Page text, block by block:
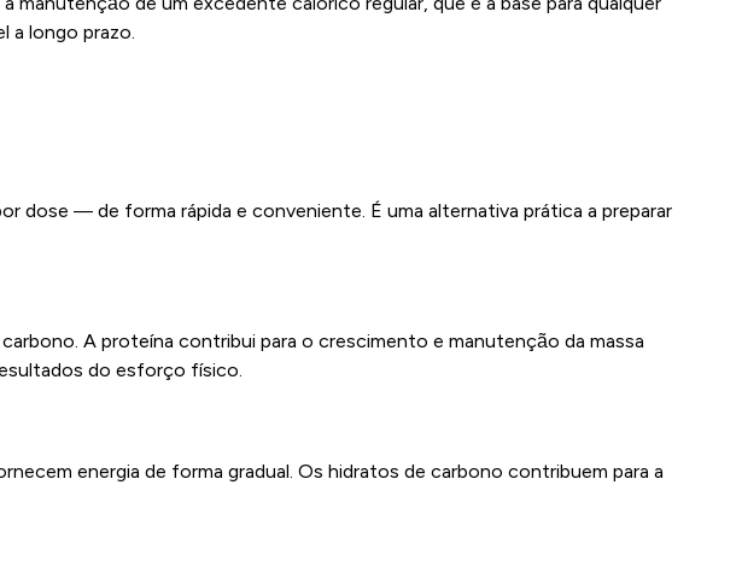
a longo prazo.
dose — de forma rápida e conveniente. É uma alternativa prática a preparar
A proteína contribui para o crescimento e manutenção da massa
do esforço físico.
energia de forma gradual. Os hidratos de carbono contribuem para a